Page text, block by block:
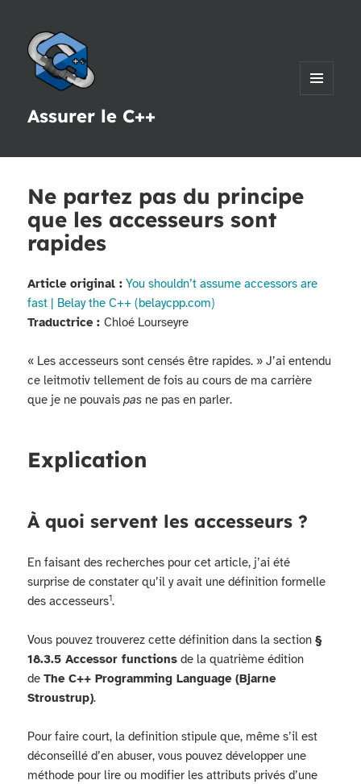
Assurer le C++
Ne partez pas du principe
que les accesseurs sont
rapides
Article original : You shouldn’t assume accessors are
fast | Belay the C++ (belaycpp.com)
Traductrice :Chloé Lourseyre
« Les accesseurs sont censés être rapides. » J’ai entendu
ce leitmotiv tellement de fois au cours de ma carrière
que je ne pouvaispas ne pas en parler.
Explication
À quoi servent les accesseurs ?
En faisant des recherches pour cet article, j’ai été
surprise de constater qu’il y avait une définition formelle
des accesseurs1.
Vous pouvez trouverez cette définition dans la section§
18.3.5 Accessor functions de la quatrième édition
deThe C++ Programming Language (Bjarne
Stroustrup).
Pour faire court, la definition stipule que, même s’il est
déconseillé d’en abuser, vous pouvez développer une
méthode pour lire ou modifier les attributs privés d’une